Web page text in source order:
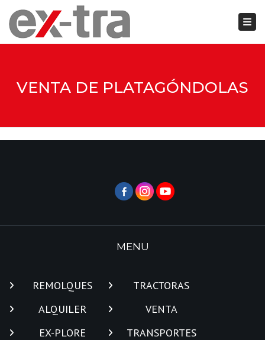
VENTA DE PLATAGÓNDOLAS
MENU
REMOLQUES
TRACTORAS
ALQUILER
VENTA
EX-PLORE
TRANSPORTES